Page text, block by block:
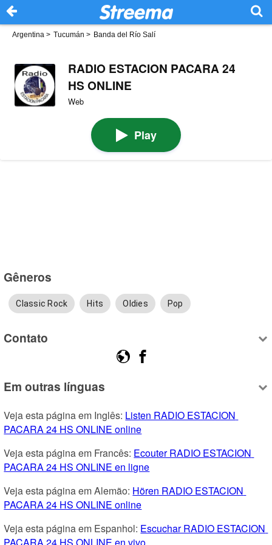
Argentina > Tucumán > Banda del Río Salí
RADIO ESTACION PACARA 24
HS ONLINE
Web
Play
Gêneros
Classic Rock Hits Oldies Pop
Contato
Em outras línguas
Veja esta página em Inglês: Listen RADIO ESTACION
PACARA 24 HS ONLINE online
Veja esta página em Francês: Ecouter RADIO ESTACION
PACARA 24 HS ONLINE en ligne
Veja esta página em Alemão: Hören RADIO ESTACION
PACARA 24 HS ONLINE online
Veja esta página em Espanhol: Escuchar RADIO ESTACION
PACARA 24 HS ONLINE en vivo